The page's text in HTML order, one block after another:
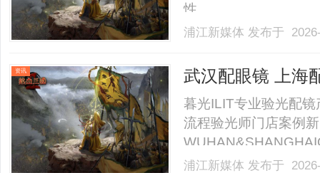
性。......
浦江新媒体 发布于
资讯 武汉配眼镜 上海
暮光ILIT专业验光配
流程验光师门店案例
业验光配镜的写字楼
浦江新媒体 发布于